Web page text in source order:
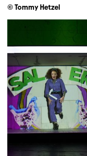
© Tommy Hetzel